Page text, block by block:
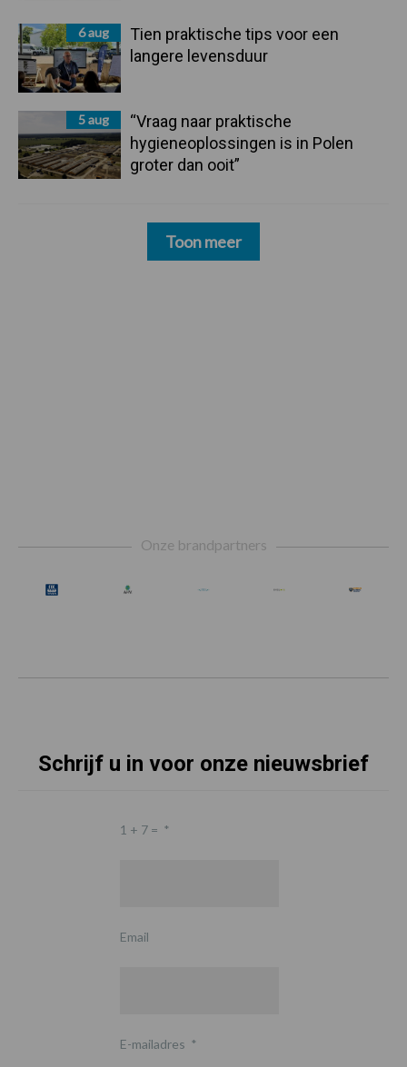
6 aug
Tien praktische tips voor een
langere levensduur
5 aug
“Vraag naar praktische
hygieneoplossingen is in Polen
groter dan ooit”
Toon meer
Onze brandpartners
Schrijf u in voor onze nieuwsbrief
1 + 7 = *
Email
E-mailadres *